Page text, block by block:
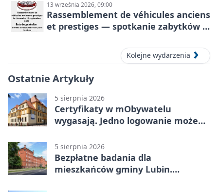
13 września 2026, 09:00
Rassemblement de véhicules anciens
et prestiges — spotkanie zabytków i
Kolejne wydarzenia
Ostatnie Artykuły
5 sierpnia 2026
Certyfikaty w mObywatelu
wygasają. Jedno logowanie może
5 sierpnia 2026
Bezpłatne badania dla
mieszkańców gminy Lubin.